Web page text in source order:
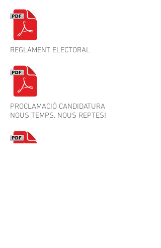
REGLAMENT ELECTORAL
PROCLAMACIÓ CANDIDATURA
NOUS TEMPS. NOUS REPTES!